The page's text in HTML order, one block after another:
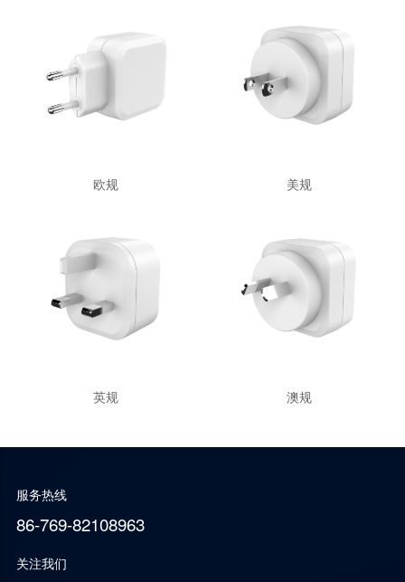
欧规 美规
英规 澳规
服务热线
86-769-82108963
关注我们